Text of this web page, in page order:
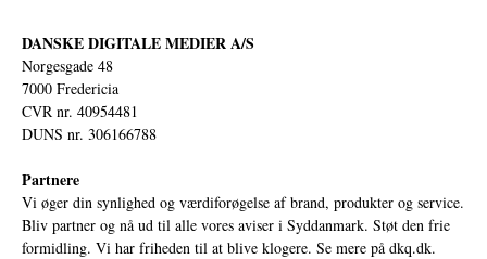
DANSKE DIGITALE MEDIER A/S
Norgesgade 48
7000 Fredericia
CVR nr. 40954481
DUNS nr. 306166788
Partnere
Vi øger din synlighed og værdiforøgelse af brand, produkter og service.
Bliv partner og nå ud til alle vores aviser i Syddanmark. Støt den frie
formidling. Vi har friheden til at blive klogere. Se mere på dkq.dk.